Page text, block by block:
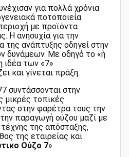
για πολλά χρόνια
ποτοποιεία
με προϊόντα
H ανησυχία για την
της ανάπτυξης οδηγεί στην
δυνάμεων. Με οδηγό το «ἡ
ιδέα των «7»
και γίνεται πράξη.
συντάσσονται στην
μικρές τοπικές
στην φαρέτρα τους την
παραγωγή ούζου μαζί με
της απόσταξης,
της εταιρείας και
Ούζο 7»